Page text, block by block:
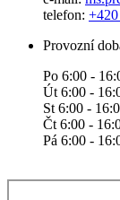
telefon:
Provozní
Po 6:00 -
Út 6:00 -
St 6:00 -
Čt 6:00 -
Pá 6:00 -